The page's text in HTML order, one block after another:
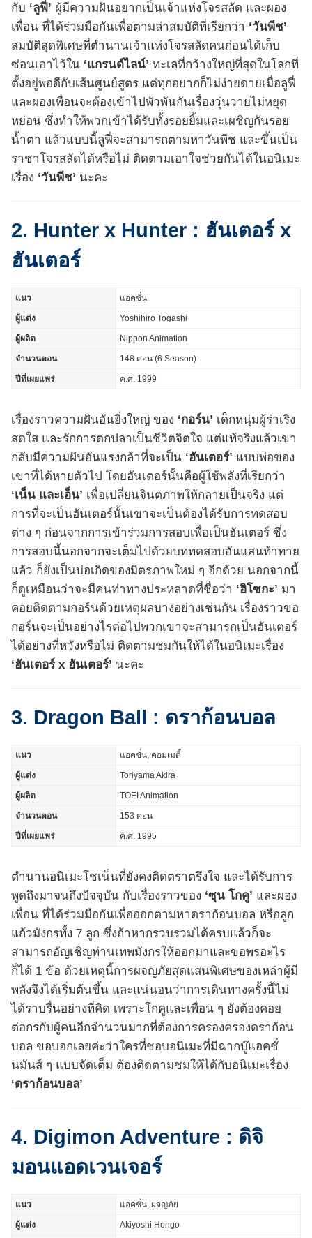
กับ ‘ลูฟี่’ ผู้มีความฝันอยากเป็นเจ้าแห่งโจรสลัด และผอง
เพื่อน ที่ได้ร่วมมือกันเพื่อตามล่าสมบัติที่เรียกว่า ‘วันพีช’
สมบัติสุดพิเศษที่ตำนานเจ้าแห่งโจรสลัดคนก่อนได้เก็บ
ซ่อนเอาไว้ใน ‘แกรนด์ไลน์’ ทะเลที่กว้างใหญ่ที่สุดในโลกที่
ตั้งอยู่พอดีกับเส้นศูนย์สูตร แต่ทุกอยากก็ไม่ง่ายดายเมื่อลูฟี่
และผองเพื่อนจะต้องเข้าไปพัวพันกันเรื่องวุ่นวายไม่หยุด
หย่อน ซึ่งทำให้พวกเข้าได้รับทั้งรอยยิ้มและเผชิญกันรอย
น้ำตา แล้วแบบนี้ลูฟี่จะสามารถตามหาวันพีช และขึ้นเป็น
ราชาโจรสลัดได้หรือไม่ ติดตามเอาใจช่วยกันได้ในอนิเมะ
เรื่อง ‘วันพีช’ นะคะ
2. Hunter x Hunter : ฮันเตอร์ x
ฮันเตอร์
แนว แอคชั่น
ผู้แต่ง Yoshihiro Togashi
ผู้ผลิต Nippon Animation
จำนวนตอน 148 ตอน (6 Season)
ปีที่เผยแพร่ ค.ศ. 1999
เรื่องราวความฝันอันยิ่งใหญ่ ของ ‘กอร์น’ เด็กหนุ่มผู้ร่าเริง
สดใส และรักการตกปลาเป็นชีวิตจิตใจ แต่แท้จริงแล้วเขา
กลับมีความฝันอันแรงกล้าที่จะเป็น ‘ฮันเตอร์’ แบบพ่อของ
เขาที่ได้หายตัวไป โดยฮันเตอร์นั้นคือผู้ใช้พลังที่เรียกว่า
‘เน็น และเอ็น’ เพื่อเปลี่ยนจินตภาพให้กลายเป็นจริง แต่
การที่จะเป็นฮันเตอร์นั้นเขาจะเป็นต้องได้รับการทดสอบ
ต่าง ๆ ก่อนจากการเข้าร่วมการสอบเพื่อเป็นฮันเตอร์ ซึ่ง
การสอบนี้นอกจากจะเต็มไปด้วยบททดสอบอันแสนท้าทาย
แล้ว ก็ยังเป็นบ่อเกิดของมิตรภาพใหม่ ๆ อีกด้วย นอกจากนี้
ก็ดูเหมือนว่าจะมีคนท่าทางประหลาดที่ชื่อว่า ‘ฮิโซกะ’ มา
คอยติดตามกอร์นด้วยเหตุผลบางอย่างเช่นกัน เรื่องราวขอ
กอร์นจะเป็นอย่างไรต่อไปพวกเขาจะสามารถเป็นฮันเตอร์
ได้อย่างที่หวังหรือไม่ ติดตามชมกันให้ได้ในอนิเมะเรื่อง
‘ฮันเตอร์ x ฮันเตอร์’ นะคะ
3. Dragon Ball : ดราก้อนบอล
แนว แอคชั่น, คอมเมดี้
ผู้แต่ง Toriyama Akira
ผู้ผลิต TOEI Animation
จำนวนตอน 153 ตอน
ปีที่เผยแพร่ ค.ศ. 1995
ตำนานอนิเมะโชเน็นที่ยังคงติดตราตรึงใจ และได้รับการ
พูดถึงมาจนถึงปัจจุบัน กับเรื่องราวของ ‘ซุน โกคู’ และผอง
เพื่อน ที่ได้ร่วมมือกันเพื่อออกตามหาดราก้อนบอล หรือลูก
แก้วมังกรทั้ง 7 ลูก ซึ่งถ้าหากรวบรวมได้ครบแล้วก็จะ
สามารถอัญเชิญท่านเทพมังกรให้ออกมาและขอพรอะไร
ก็ได้ 1 ข้อ ด้วยเหตุนี้การผจญภัยสุดแสนพิเศษของเหล่าผู้มี
พลังจึงได้เริ่มต้นขึ้น และแน่นอนว่าการเดินทางครั้งนี้ไม่
ได้ราบรื่นอย่างที่คิด เพราะโกคูและเพื่อน ๆ ยังต้องคอย
ต่อกรกับผู้คนอีกจำนวนมากที่ต้องการครองครองดราก้อน
บอล ขอบอกเลยค่ะว่าใครที่ชอบอนิเมะที่มีฉากบู๊แอคชั่
นมันส์ ๆ แบบจัดเต็ม ต้องติดตามชมให้ได้กับอนิเมะเรื่อง
‘ดราก้อนบอล’
4. Digimon Adventure : ดิจิ
มอนแอดเวนเจอร์
แนว แอคชั่น, ผจญภัย
ผู้แต่ง Akiyoshi Hongo